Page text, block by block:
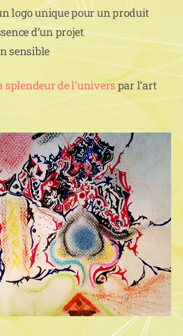
logo unique pour un produit
d’un projet
sensible
splendeur de l’universpar l’art